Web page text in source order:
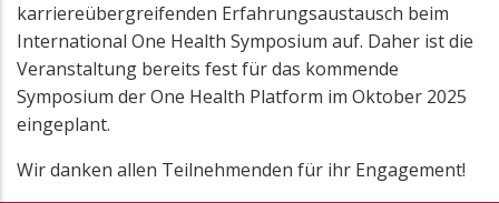
karriereübergreifenden Erfahrungsaustausch beim
International One Health Symposium auf. Daher ist die
Veranstaltung bereits fest für das kommende
Symposium der One Health Platform im Oktober 2025
eingeplant.
Wir danken allen Teilnehmenden für ihr Engagement!